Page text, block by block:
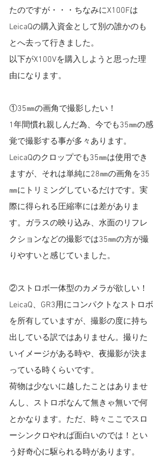
たのですが・・・ちなみにX100Fは
LeicaQの購入資金として別の誰かのも
とへ去って行きました。
以下がX100Vを購入しようと思った理
由になります。
①35㎜の画角で撮影したい！
1年間慣れ親しんだ為、今でも35㎜の感
覚で撮影する事が多々あります。
LeicaQのクロップでも35㎜は使用でき
ますが、それは単純に28㎜の画角を35
㎜にトリミングしているだけです。実
際に得られる圧縮率には差がありま
す。ガラスの映り込み、水面のリフレ
クションなどの撮影では35㎜の方が撮
りやすいと感じていました。
②ストロボ一体型のカメラが欲しい！
LeicaQ、GR3用にコンパクトなストロボ
を所有していますが、撮影の度に持ち
出している訳ではありません。撮りた
いイメージがある時や、夜撮影が決ま
っている時くらいです。
荷物は少ないに越したことはありませ
んし、ストロボなんて無きゃ無いで何
とかなります。ただ、時々ここでスロ
ーシンクロやれば面白いのでは！とい
う好奇心に駆られる時があります。